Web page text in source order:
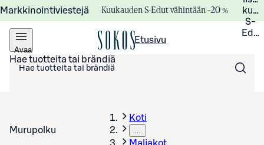
Markkinointiviestejä Kuukauden S-Edut vähintään –20 %
S-
Avaa
valikko
Etusivu
Hae tuotteita tai brändiä
Murupolku
Koti
…